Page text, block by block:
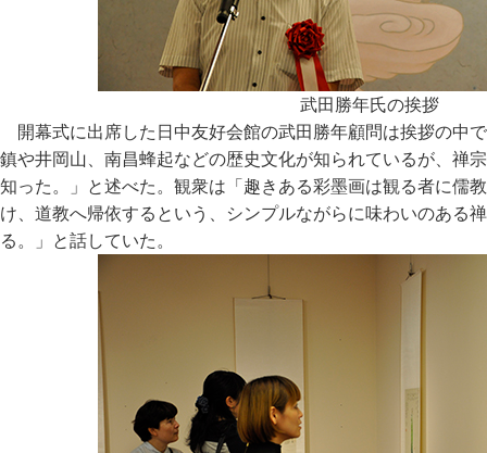
武田勝年氏の挨拶
開幕式に出席した日中友好会館の武田勝年顧問は挨拶の中
鎮や井岡山、南昌蜂起などの歴史文化が知られているが、禅
知った。」と述べた。観衆は「趣きある彩墨画は観る者に儒
け、道教へ帰依するという、シンプルながらに味わいのある
る。」と話していた。